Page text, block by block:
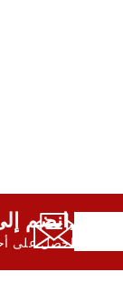
انضم إلى النشرة الإخبارية لدينا,
احصل على